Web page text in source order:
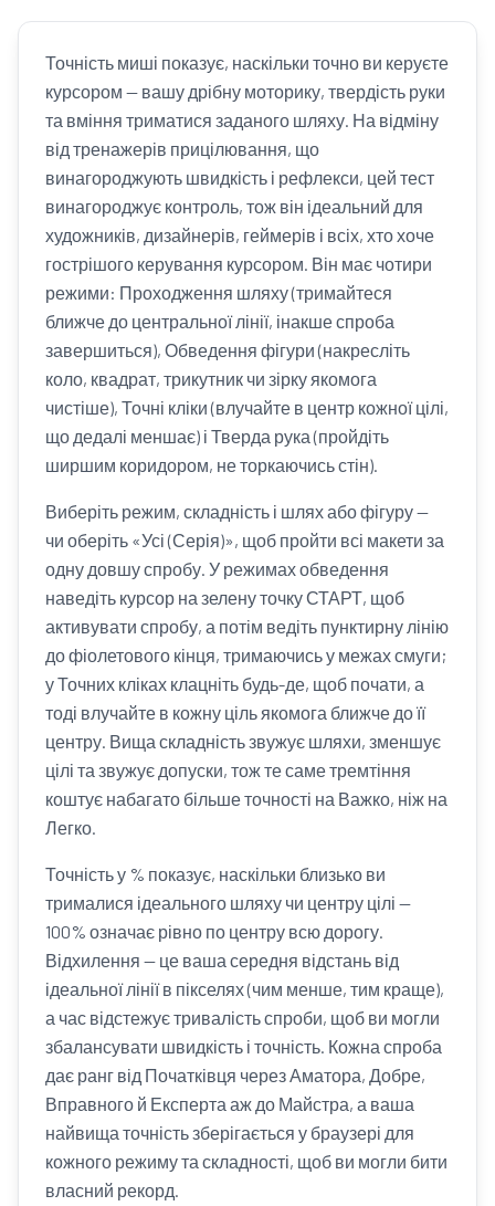
Точність миші показує, наскільки точно ви керуєте
курсором — вашу дрібну моторику, твердість руки
та вміння триматися заданого шляху. На відміну
від тренажерів прицілювання, що
винагороджують швидкість і рефлекси, цей тест
винагороджує контроль, тож він ідеальний для
художників, дизайнерів, геймерів і всіх, хто хоче
гострішого керування курсором. Він має чотири
режими: Проходження шляху (тримайтеся
ближче до центральної лінії, інакше спроба
завершиться), Обведення фігури (накресліть
коло, квадрат, трикутник чи зірку якомога
чистіше), Точні кліки (влучайте в центр кожної цілі,
що дедалі меншає) і Тверда рука (пройдіть
ширшим коридором, не торкаючись стін).
Виберіть режим, складність і шлях або фігуру —
чи оберіть «Усі (Серія)», щоб пройти всі макети за
одну довшу спробу. У режимах обведення
наведіть курсор на зелену точку СТАРТ, щоб
активувати спробу, а потім ведіть пунктирну лінію
до фіолетового кінця, тримаючись у межах смуги;
у Точних кліках клацніть будь-де, щоб почати, а
тоді влучайте в кожну ціль якомога ближче до її
центру. Вища складність звужує шляхи, зменшує
цілі та звужує допуски, тож те саме тремтіння
коштує набагато більше точності на Важко, ніж на
Легко.
Точність у % показує, наскільки близько ви
трималися ідеального шляху чи центру цілі —
100% означає рівно по центру всю дорогу.
Відхилення — це ваша середня відстань від
ідеальної лінії в пікселях (чим менше, тим краще),
а час відстежує тривалість спроби, щоб ви могли
збалансувати швидкість і точність. Кожна спроба
дає ранг від Початківця через Аматора, Добре,
Вправного й Експерта аж до Майстра, а ваша
найвища точність зберігається у браузері для
кожного режиму та складності, щоб ви могли бити
власний рекорд.